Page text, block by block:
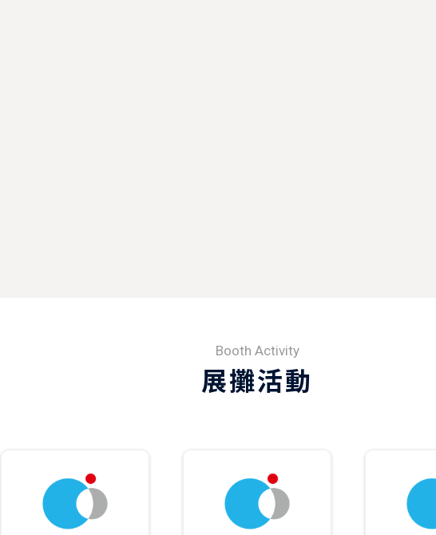
Booth Activity
展攤活動